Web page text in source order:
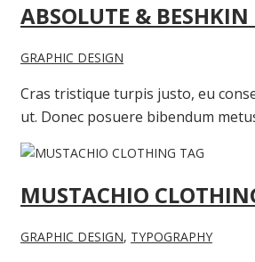
ABSOLUTE &
GRAPHIC DESIGN
Cras tristique turpis justo, eu
ut. Donec posuere bibendum
MUSTACHIO
GRAPHIC DESIGN, TYPOGRAPHY